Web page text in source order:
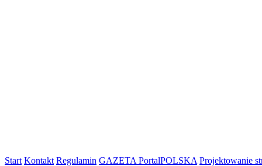
Start Kontakt Regulamin GAZETA PortalPOLSKA Projektowanie